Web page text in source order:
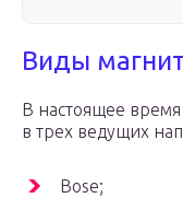
Виды
В настоящее время
в трех ведущих
Bose;